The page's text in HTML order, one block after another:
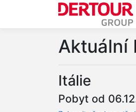
Aktuální
Itálie
Pobyt od